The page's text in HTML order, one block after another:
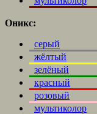
Оникс:
серый
жёлтый
зелёный
красный
розовый
мультиколор